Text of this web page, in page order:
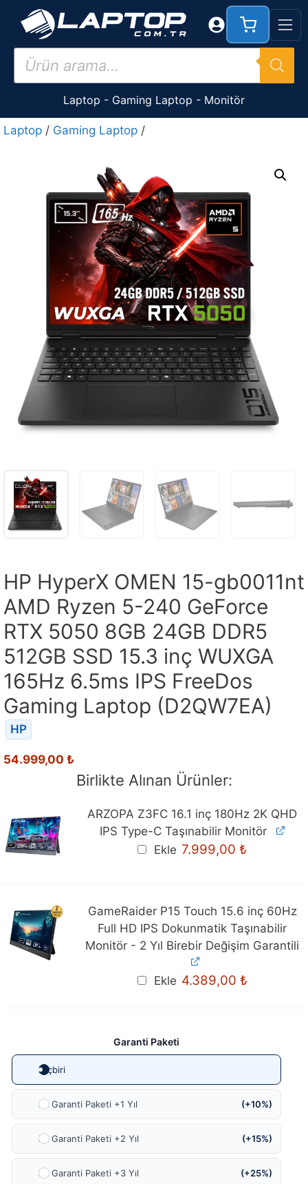
İçeriğe
Products
search
Laptop - Gaming Laptop - Monitör
Laptop / Gaming Laptop /
HP HyperX OMEN 15-gb0011nt
AMD Ryzen 5-240 GeForce
RTX 5050 8GB 24GB DDR5
512GB SSD 15.3 inç WUXGA
165Hz 6.5ms IPS FreeDos
Gaming Laptop (D2QW7EA)
HP
54.999,00 ₺
Birlikte Alınan Ürünler:
ARZOPA Z3FC 16.1 inç 180Hz 2K QHD
IPS Type-C Taşınabilir Monitör
Ekle Orijinal
fiyat:
7.999,00₺
GameRaider P15 Touch 15.6 inç 60Hz
Full HD IPS Dokunmatik Taşınabilir
Monitör - 2 Yıl Birebir Değişim Garantili
Ekle 4.389,00 ₺
Garanti Paketi
Hiçbiri
Ek Garanti Paketi +1 Yıl (+10%)
Ek Garanti Paketi +2 Yıl (+15%)
Ek Garanti Paketi +3 Yıl (+25%)